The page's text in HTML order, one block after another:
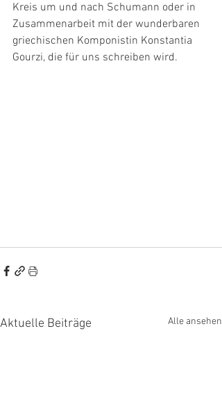
Kreis um und nach Schumann oder in
Zusammenarbeit mit der wunderbaren
griechischen Komponistin Konstantia
Gourzi, die für uns schreiben wird.
Aktuelle Beiträge Alle ansehen